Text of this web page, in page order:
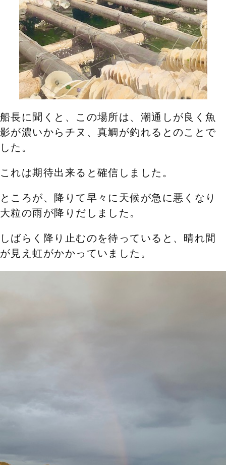
船長に聞くと、この場所は、潮通しが良く魚
影が濃いからチヌ、真鯛が釣れるとのことで
した。
これは期待出来ると確信しました。
ところが、降りて早々に天候が急に悪くなり
大粒の雨が降りだしました。
しばらく降り止むのを待っていると、晴れ間
が見え虹がかかっていました。